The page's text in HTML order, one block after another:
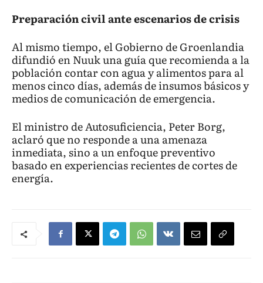
Preparación civil ante escenarios de crisis
Al mismo tiempo, el Gobierno de Groenlandia
difundió en Nuuk una guía que recomienda a la
población contar con agua y alimentos para al
menos cinco días, además de insumos básicos y
medios de comunicación de emergencia.
El ministro de Autosuficiencia, Peter Borg,
aclaró que no responde a una amenaza
inmediata, sino a un enfoque preventivo
basado en experiencias recientes de cortes de
energía.